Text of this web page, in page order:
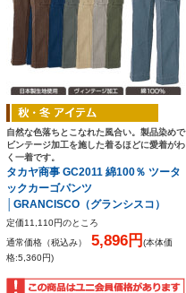
自然な色落ちとこなれた風合い。製品染めで
ビンテージ加工を施した着るほどに愛着がわ
く一着です。
タカヤ商事 GC2011 綿100％ ツータ
ックカーゴパンツ
│GRANCISCO（グランシスコ）
定価11,110円のところ
通常価格（税込み）
5,896円(本体価
格:5,360円)